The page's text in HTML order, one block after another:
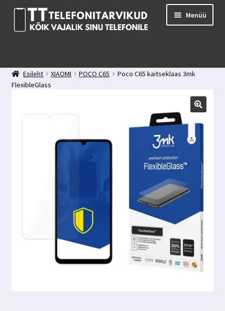
Liigu
navigeerimisele
Liigu
juurde
Menüü
Minu konto
Esileht XIAOMI POCO C65
Poco C65 kaitseklaas 3mk
FlexibleGlass